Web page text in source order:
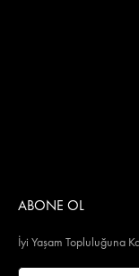
ABONE OL
İyi Yaşam Topluluğuna